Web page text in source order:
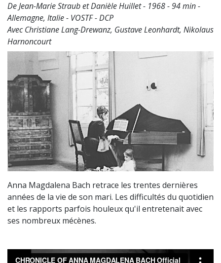
De Jean-Marie Straub et Danièle Huillet - 1968 - 94 min -
Allemagne, Italie - VOSTF - DCP
Avec Christiane Lang-Drewanz, Gustave Leonhardt, Nikolaus
Harnoncourt
Anna Magdalena Bach retrace les trentes dernières
années de la vie de son mari. Les difficultés du quotidien
et les rapports parfois houleux qu'il entretenait avec
ses nombreux mécènes.